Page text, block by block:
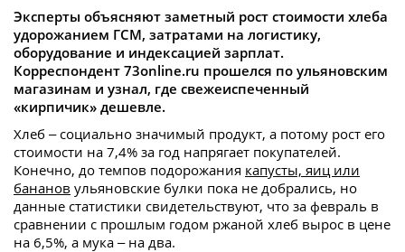
Эксперты объясняют заметный рост стоимости хлеба
удорожанием ГСМ, затратами на логистику,
оборудование и индексацией зарплат.
Корреспондент 73online.ru прошелся по ульяновским
магазинам и узнал, где свежеиспеченный
«кирпичик» дешевле.
Хлеб – социально значимый продукт, а потому рост его
стоимости на 7,4% за год напрягает покупателей.
Конечно, до темпов подорожания капусты, яиц или
бананов ульяновские булки пока не добрались, но
данные статистики свидетельствуют, что за февраль в
сравнении с прошлым годом ржаной хлеб вырос в цене
на 6,5%, а мука – на два.